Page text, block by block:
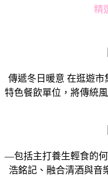
精
傳遞冬日暖意 在逛遊
特色餐飲單位，將傳統
—包括主打養生輕食的
浩銘記、融合清酒與音